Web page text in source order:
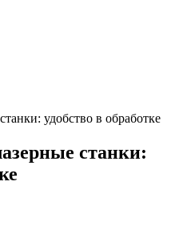
удобство в обработке
станки: